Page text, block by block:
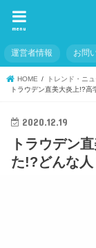
menu
運営者情報 お問
HOME トレンド・ニュ
トラウデン直美大炎上!?高
2020.12.19
トラウデン
た!?どんな人